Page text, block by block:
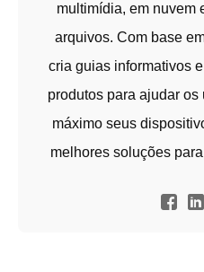
multimídia, em nuvem
arquivos. Com base
cria guias informativos
produtos para ajudar
máximo seus
melhores soluções